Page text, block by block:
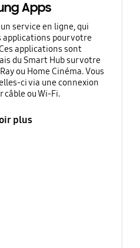
Apps
service en ligne, qui
pour votre
applications sont
du Smart Hub sur votre
ou Home Cinéma. Vous
ci via une connexion
ou Wi-Fi.
plus